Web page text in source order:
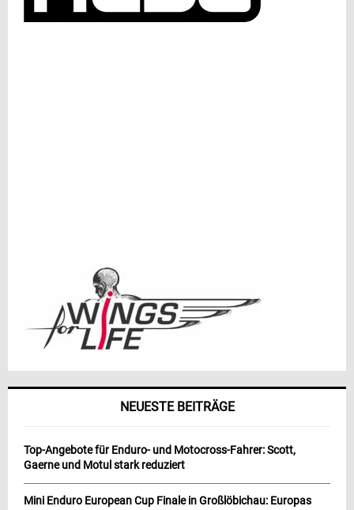
NEUESTE BEITRÄGE
Top-Angebote für Enduro- und Motocross-Fahrer: Scott,
Gaerne und Motul stark reduziert
Mini Enduro European Cup Finale in Großlöbichau: Europas